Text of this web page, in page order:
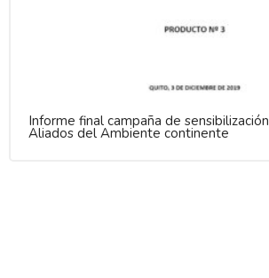
Informe final campaña de sensibilización
Aliados del Ambiente continente